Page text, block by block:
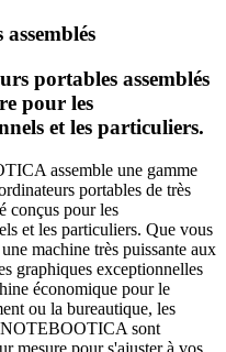
portables assemblés
pour les
et les particuliers.
assemble une gamme
portables de très
conçus pour les
et les particuliers. Que vous
machine très puissante aux
graphiques exceptionnelles
économique pour le
ou la bureautique, les
NOTEBOOTICA sont
mesure pour s'ajuster à vos